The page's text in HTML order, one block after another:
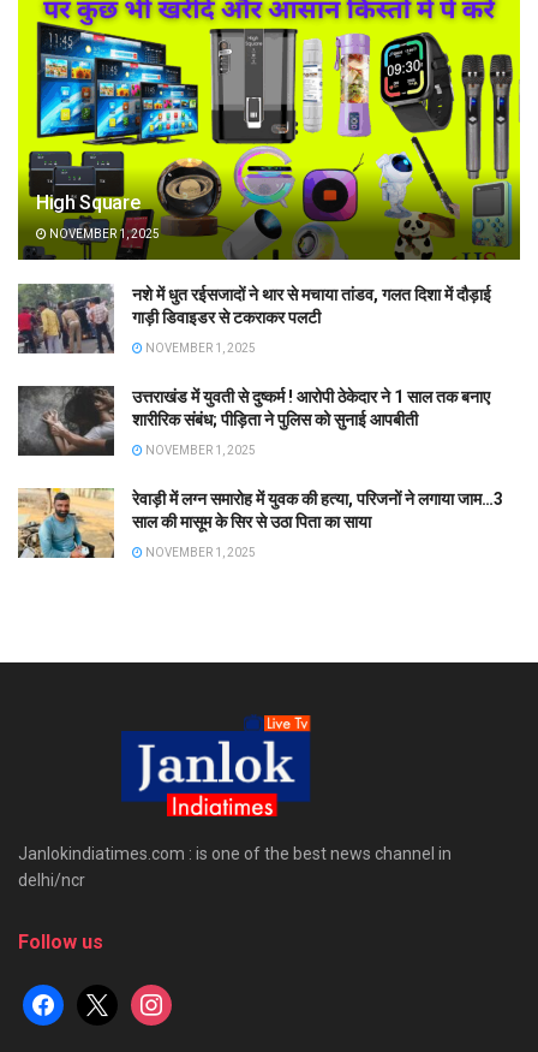
High Square
NOVEMBER 1, 2025
नशे में धुत रईसजादों ने थार से मचाया तांडव, गलत दिशा में दौड़ाई
गाड़ी डिवाइडर से टकराकर पलटी
NOVEMBER 1, 2025
उत्तराखंड में युवती से दुष्कर्म ! आरोपी ठेकेदार ने 1 साल तक बनाए
शारीरिक संबंध; पीड़िता ने पुलिस को सुनाई आपबीती
NOVEMBER 1, 2025
रेवाड़ी में लग्न समारोह में युवक की हत्या, परिजनों ने लगाया जाम…3
साल की मासूम के सिर से उठा पिता का साया
NOVEMBER 1, 2025
Janlokindiatimes.com : is one of the best news channel in
delhi/ncr
Follow us
facebook
x instagram